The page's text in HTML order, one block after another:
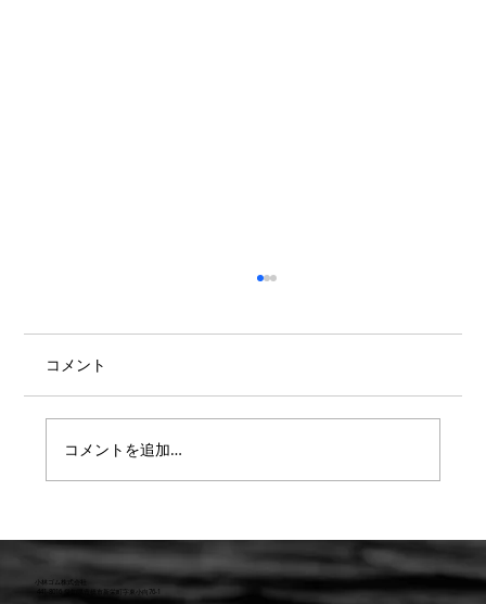
しました！
コメント
コメントを追加…
小林ゴム株式会社
441-8016 愛知県豊橋市新栄町字東小向76-1